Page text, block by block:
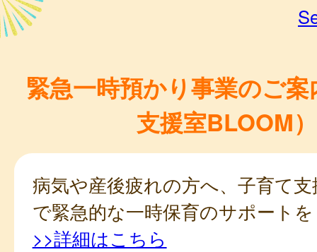
緊急一時預かり事業のご
支援室BLOOM）
病気や産後疲れの方へ、子育て支
で緊急的な一時保育のサポート
>>詳細はこちら